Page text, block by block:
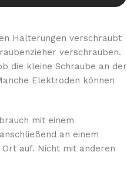
Halterungen verschraubt
verschrauben.
die kleine Schraube an der
Elektroden können
mit einem
an einem
auf. Nicht mit anderen